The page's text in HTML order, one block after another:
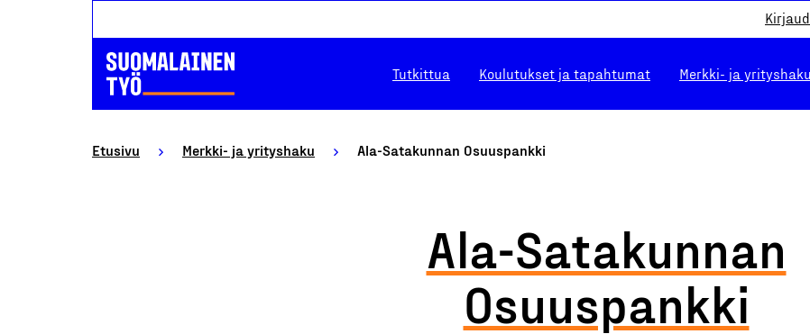
Tutkittua Koulutukset ja tapahtumat Merkki- ja yrityshaku
Etusivu Merkki- ja yrityshaku Ala-Satakunnan Osuuspankki
Ala-Satakunnan
Osuuspankki